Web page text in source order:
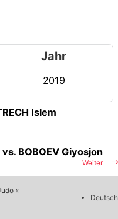
Jahr
2019
Islem
Weiter
BOBOEV Giyosjon
«
Deutsch